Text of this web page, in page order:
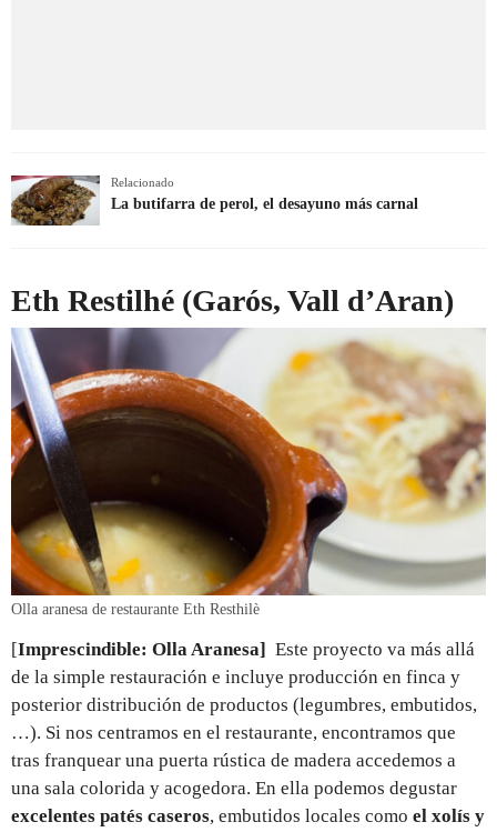
Relacionado
La butifarra de perol, el desayuno más carnal
Eth Restilhé (Garós, Vall d’Aran)
Olla aranesa de restaurante Eth Resthilè
[Imprescindible: Olla Aranesa] Este proyecto va más allá
de la simple restauración e incluye producción en finca y
posterior distribución de productos (legumbres, embutidos,
…). Si nos centramos en el restaurante, encontramos que
tras franquear una puerta rústica de madera accedemos a
una sala colorida y acogedora. En ella podemos degustar
excelentes patés caseros, embutidos locales como el xolís y